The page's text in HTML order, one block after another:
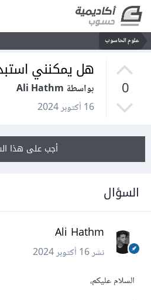
علوم الحاسوب
0
هل يمكنني
بواسطة Ali Hathm
16 أكتوبر 2024
أجب على هذا
السؤال
Ali Hathm
نشر16 أكتوبر 2024
السلام عليكم،